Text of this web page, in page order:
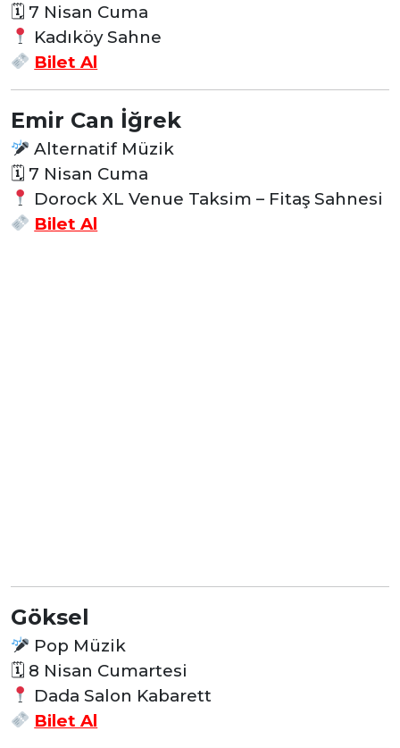
🗓 7 Nisan Cuma
Kadıköy Sahne
Bilet Al
Emir Can İğrek
Alternatif Müzik
🗓 7 Nisan Cuma
Dorock XL Venue Taksim – Fitaş Sahnesi
Bilet Al
Göksel
Pop Müzik
🗓 8 Nisan Cumartesi
Dada Salon Kabarett
Bilet Al